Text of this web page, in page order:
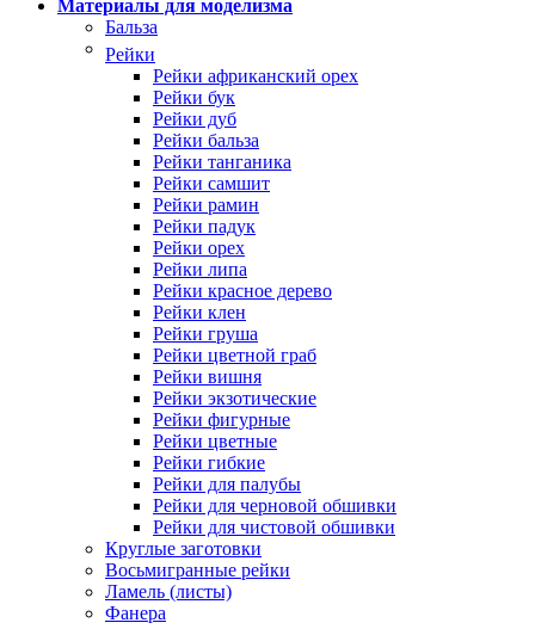
Материалы для моделизма
Бальза
Рейки
Рейки африканский орех
Рейки бук
Рейки дуб
Рейки бальза
Рейки танганика
Рейки самшит
Рейки рамин
Рейки падук
Рейки орех
Рейки липа
Рейки красное дерево
Рейки клен
Рейки груша
Рейки цветной граб
Рейки вишня
Рейки экзотические
Рейки фигурные
Рейки цветные
Рейки гибкие
Рейки для палубы
Рейки для черновой обшивки
Рейки для чистовой обшивки
Круглые заготовки
Восьмигранные рейки
Ламель (листы)
Фанера